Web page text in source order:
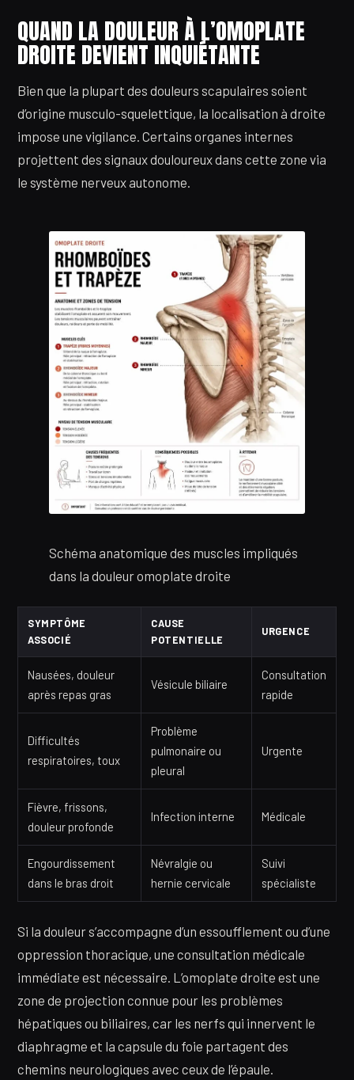
QUAND LA DOULEUR À L’OMOPLATE
DROITE DEVIENT INQUIÉTANTE
Bien que la plupart des douleurs scapulaires soient
d’origine musculo-squelettique, la localisation à droite
impose une vigilance. Certains organes internes
projettent des signaux douloureux dans cette zone via
le système nerveux autonome.
Schéma anatomique des muscles impliqués
dans la douleur omoplate droite
SYMPTÔME
ASSOCIÉ
CAUSE
POTENTIELLE
URGENCE
Nausées, douleur
après repas gras
Vésicule biliaire
Consultation
rapide
Difficultés
respiratoires, toux
Problème
pulmonaire ou
pleural
Urgente
Fièvre, frissons,
douleur profonde
Infection interne Médicale
Engourdissement
dans le bras droit
Névralgie ou
hernie cervicale
Suivi
spécialiste
Si la douleur s’accompagne d’un essoufflement ou d’une
oppression thoracique, une consultation médicale
immédiate est nécessaire. L’omoplate droite est une
zone de projection connue pour les problèmes
hépatiques ou biliaires, car les nerfs qui innervent le
diaphragme et la capsule du foie partagent des
chemins neurologiques avec ceux de l’épaule.